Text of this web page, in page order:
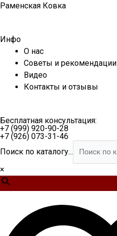
Перейти
Раменская Ковка
Инфо
О нас
Советы и рекомендации
Видео
Контакты и отзывы
Бесплатная консультация:
+7 (999) 920-90-28
+7 (926) 073-31-46
Поиск по каталогу...
×